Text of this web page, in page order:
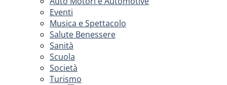
Eventi
Musica e Spettacolo
Salute Benessere
Sanità
Scuola
Società
Turismo